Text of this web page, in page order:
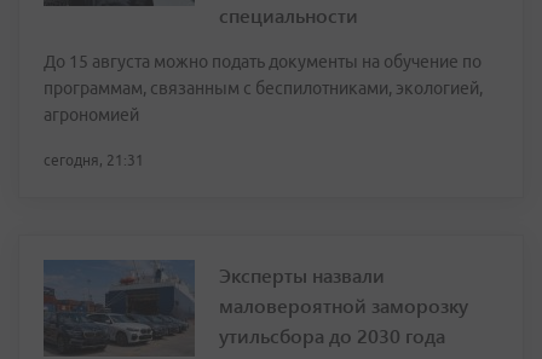
специальности
До 15 августа можно подать документы на обучение по
программам, связанным с беспилотниками, экологией,
агрономией
сегодня, 21:31
Эксперты назвали
маловероятной заморозку
утильсбора до 2030 года